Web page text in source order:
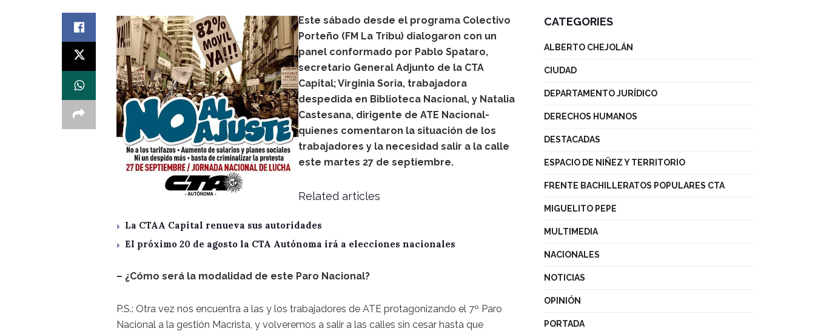
Este sábado desde el programa Colectivo
Porteño (FM La Tribu) dialogaron con un
panel conformado por Pablo Spataro,
secretario General Adjunto de la CTA
Capital; Virginia Soria, trabajadora
despedida en Biblioteca Nacional, y Natalia
Castesana, dirigente de ATE Nacional-
quienes comentaron la situación de los
trabajadores y la necesidad salir a la calle
este martes 27 de septiembre.
Related articles
La CTAA Capital renueva sus autoridades
El próximo 20 de agosto la CTA Autónoma irá a elecciones nacionales
– ¿Cómo será la modalidad de este Paro Nacional?
P.S.: Otra vez nos encuentra a las y los trabajadores de ATE protagonizando el 7º Paro
Nacional a la gestión Macrista, y volveremos a salir a las calles sin cesar hasta que
CATEGORIES
ALBERTO CHEJOLÁN
CIUDAD
DEPARTAMENTO JURÍDICO
DERECHOS HUMANOS
DESTACADAS
ESPACIO DE NIÑEZ Y TERRITORIO
FRENTE BACHILLERATOS POPULARES CTA
MIGUELITO PEPE
MULTIMEDIA
NACIONALES
NOTICIAS
OPINIÓN
PORTADA